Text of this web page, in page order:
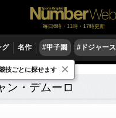
毎日6時・11時・17時更新
グ 名作 #甲子園 #ドジャース
・デムーロ 関連記事
ン・デムーロ
技ごとに探せます ×